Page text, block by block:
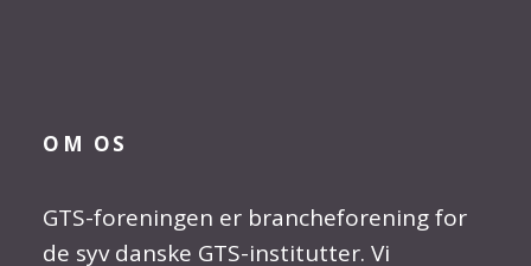
OM OS
GTS-foreningen er brancheforening for
de syv danske GTS-institutter. Vi